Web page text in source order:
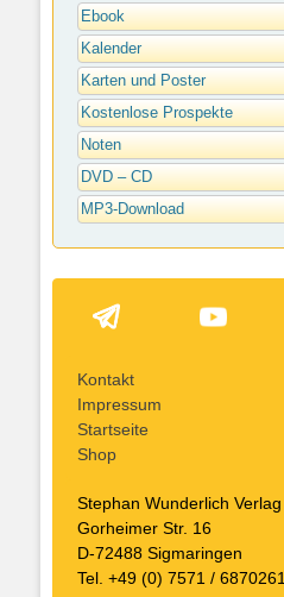
Ebook
Kalender
Karten und Poster
Kostenlose Prospekte
Noten
DVD – CD
MP3-Download
Kontakt
Impressum
Startseite
Shop
Stephan Wunderlich Verlag
Gorheimer Str. 16
D-72488 Sigmaringen
Tel. +49 (0) 7571 / 6870261